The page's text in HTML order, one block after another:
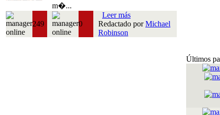
m�...
249 0
Leer más
Redactado porMichael
Robinson
Últimos